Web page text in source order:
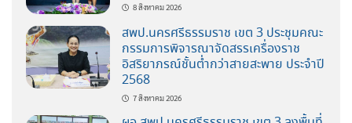
8 สิงหาคม 2026
สพป.นครศรีธรรมราช เขต 3 ประชุมคณะ
กรรมการพิจารณาจัดสรรเครื่องราช
อิสริยาภรณ์ชั้นต่ำกว่าสายสะพาย ประจำปี
2568
7 สิงหาคม 2026